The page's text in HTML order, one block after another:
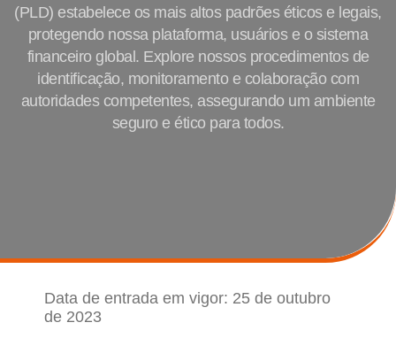
(PLD) estabelece os mais altos padrões éticos e legais,
protegendo nossa plataforma, usuários e o sistema
financeiro global. Explore nossos procedimentos de
identificação, monitoramento e colaboração com
autoridades competentes, assegurando um ambiente
seguro e ético para todos.
Data de entrada em vigor: 25 de outubro
de 2023